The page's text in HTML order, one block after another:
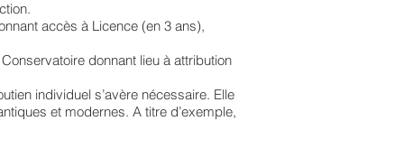
accès à Licence (en 3 ans),
donnant lieu à attribution
individuel s’avère nécessaire. Elle
et modernes. A titre d’exemple,